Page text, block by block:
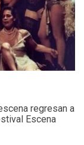
regresan a
Escena